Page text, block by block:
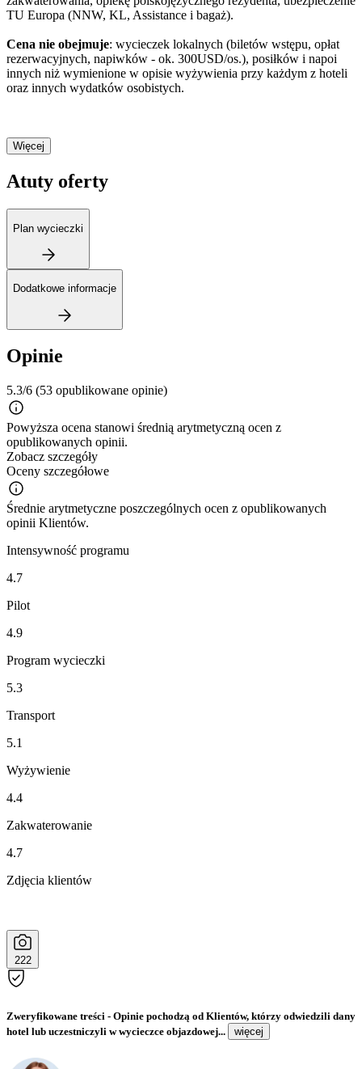
TU Europa (NNW, KL, Assistance i bagaż).
Cena nie obejmuje: wycieczek lokalnych (biletów wstępu, opłat
rezerwacyjnych, napiwków - ok. 300USD/os.), posiłków i napoi
innych niż wymienione w opisie wyżywienia przy każdym z hoteli
oraz innych wydatków osobistych.
Więcej
Atuty oferty
Plan wycieczki
Dodatkowe informacje
Opinie
5.3/6 (53 opublikowane opinie)
Powyższa ocena stanowi średnią arytmetyczną ocen z
opublikowanych opinii.
Zobacz szczegóły
Oceny szczegółowe
Średnie arytmetyczne poszczególnych ocen z opublikowanych
opinii Klientów.
Intensywność programu
4.7
Pilot
4.9
Program wycieczki
5.3
Transport
5.1
Wyżywienie
4.4
Zakwaterowanie
4.7
Zdjęcia klientów
222
Zweryfikowane treści - Opinie pochodzą od Klientów, którzy odwiedzili dany
hotel lub uczestniczyli w wycieczce objazdowej...
więcej